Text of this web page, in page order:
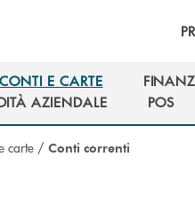
CONTI E CARTE
CONTI E CARTE
AZIENDALE
AZIENDALE
POS
POS
carte / Conti correnti